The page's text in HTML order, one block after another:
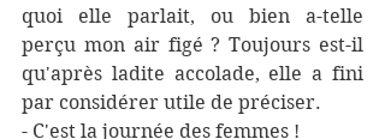
quoi elle parlait, ou bien a-telle
perçu mon air figé ? Toujours est-il
qu'après ladite accolade, elle a fini
par considérer utile de préciser.
- C'est la journée des femmes !